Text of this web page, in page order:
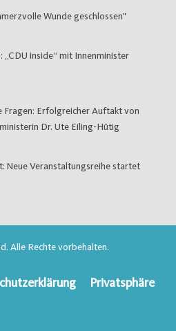
Wunde geschlossen"
inside“ mit Innenminister
Fragen: Erfolgreicher Auftakt von
Dr. Ute Eiling-Hütig
Neue Veranstaltungsreihe startet
Alle Rechte vorbehalten.
Privatsphäre